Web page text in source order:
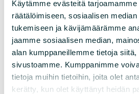
Käytämme evästeitä
räätälöimiseen, sosiaalisen
tukemiseen ja kävijämäärämme
jaamme sosiaalisen median,
alan kumppaneillemme tietoja
sivustoamme. Kumppanimme
tietoja muihin tietoihin, joita olet
kerätty, kun olet käyttänyt heidän
Sörnäistenkatu 1
00580 Helsinki
Asiakaspalvelu ja lahjoitukset
Puh. 09 228 08210 (arkisin 9-15)
toimisto@sll.fi